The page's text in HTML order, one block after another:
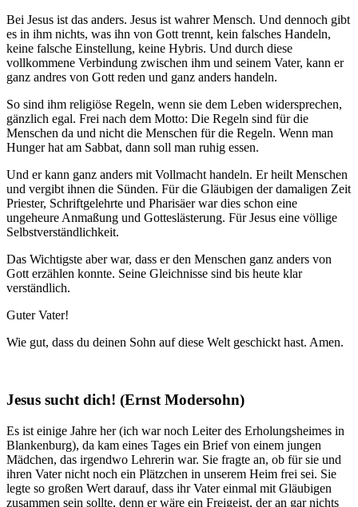
Bei Jesus ist das anders. Jesus ist wahrer Mensch. Und dennoch gibt
es in ihm nichts, was ihn von Gott trennt, kein falsches Handeln,
keine falsche Einstellung, keine Hybris. Und durch diese
vollkommene Verbindung zwischen ihm und seinem Vater, kann er
ganz andres von Gott reden und ganz anders handeln.
So sind ihm religiöse Regeln, wenn sie dem Leben widersprechen,
gänzlich egal. Frei nach dem Motto: Die Regeln sind für die
Menschen da und nicht die Menschen für die Regeln. Wenn man
Hunger hat am Sabbat, dann soll man ruhig essen.
Und er kann ganz anders mit Vollmacht handeln. Er heilt Menschen
und vergibt ihnen die Sünden. Für die Gläubigen der damaligen Zeit
Priester, Schriftgelehrte und Pharisäer war dies schon eine
ungeheure Anmaßung und Gotteslästerung. Für Jesus eine völlige
Selbstverständlichkeit.
Das Wichtigste aber war, dass er den Menschen ganz anders von
Gott erzählen konnte. Seine Gleichnisse sind bis heute klar
verständlich.
Guter Vater!
Wie gut, dass du deinen Sohn auf diese Welt geschickt hast. Amen.
Jesus sucht dich! (Ernst Modersohn)
Es ist einige Jahre her (ich war noch Leiter des Erholungsheimes in
Blankenburg), da kam eines Tages ein Brief von einem jungen
Mädchen, das irgendwo Lehrerin war. Sie fragte an, ob für sie und
ihren Vater nicht noch ein Plätzchen in unserem Heim frei sei. Sie
legte so großen Wert darauf, dass ihr Vater einmal mit Gläubigen
zusammen sein sollte, denn er wäre ein Freigeist, der an gar nichts